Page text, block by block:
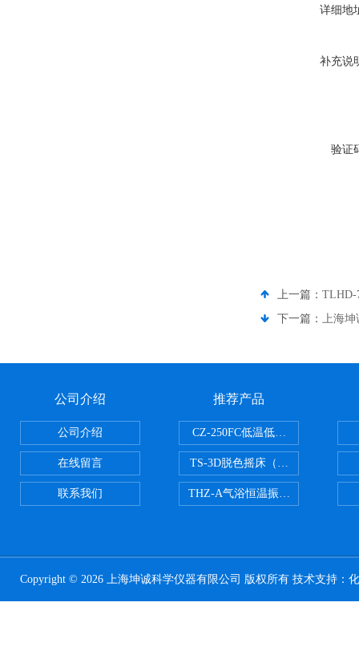
详细地
补充说
验证
上一篇： TLHD-
下一篇：
上海
公司介绍
公司介绍
在线留言
联系我们
推荐产品
CZ-250FC低温低湿种子储藏柜
TS-3D脱色摇床（三维运动）
THZ-A气浴恒温振荡器
Copyright © 2026 上海坤诚科学仪器有限公司 版权所有 技术支持：